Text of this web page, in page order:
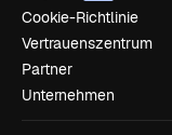
Cookie-Richtlinie
Vertrauenszentrum
Partner
Unternehmen